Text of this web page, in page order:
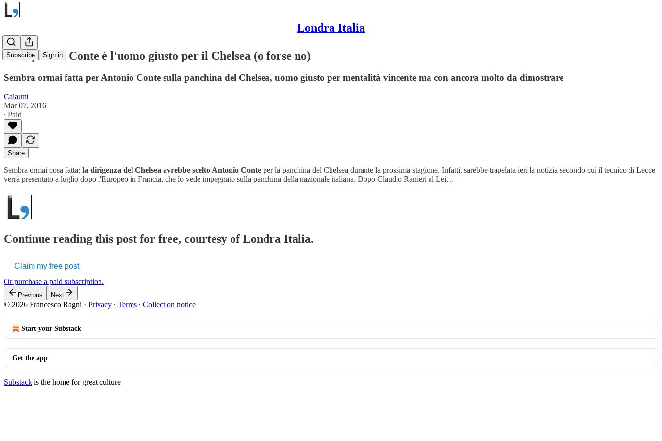
Londra Italia
Subscribe Sign in
Ecco perchè Conte è l'uomo giusto per il Chelsea (o forse no)
Sembra ormai fatta per Antonio Conte sulla panchina del Chelsea, uomo giusto per mentalità vincente ma con ancora molto da dimostrare
Calautti
Mar 07, 2016
∙ Paid
Share
Sembra ormai cosa fatta: la dirigenza del Chelsea avrebbe scelto Antonio Conte per la panchina del Chelsea durante la prossima stagione. Infatti, sarebbe trapelata ieri la notizia secondo cui il tecnico di Lecce
verrà presentato a luglio dopo l'Europeo in Francia, che lo vede impegnato sulla panchina della nazionale italiana. Dopo Claudio Ranieri al Lei…
Continue reading this post for free, courtesy of Londra Italia.
Claim my free post
Or purchase a paid subscription.
Previous Next
© 2026 Francesco Ragni · Privacy ∙ Terms ∙ Collection notice
Start your Substack
Get the app
Substack is the home for great culture